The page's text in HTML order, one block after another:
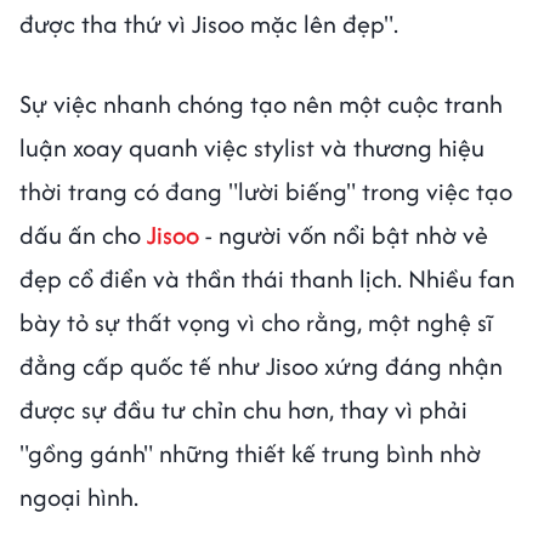
được tha thứ vì Jisoo mặc lên đẹp".
Sự việc nhanh chóng tạo nên một cuộc tranh
luận xoay quanh việc stylist và thương hiệu
thời trang có đang "lười biếng" trong việc tạo
dấu ấn choJisoo- người vốn nổi bật nhờ vẻ
đẹp cổ điển và thần thái thanh lịch. Nhiều fan
bày tỏ sự thất vọng vì cho rằng, một nghệ sĩ
đẳng cấp quốc tế như Jisoo xứng đáng nhận
được sự đầu tư chỉn chu hơn, thay vì phải
"gồng gánh" những thiết kế trung bình nhờ
ngoại hình.